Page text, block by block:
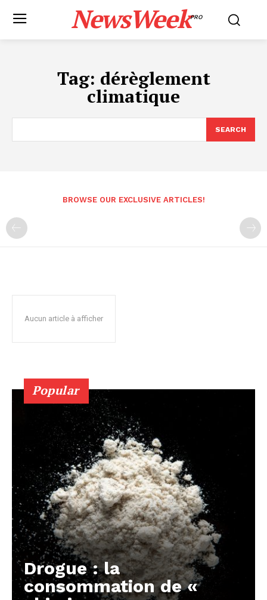
NewsWeekPRO
Tag: dérèglement
climatique
SEARCH
BROWSE OUR EXCLUSIVE ARTICLES!
Aucun article à afficher
Popular
Drogue : la
consommation de «